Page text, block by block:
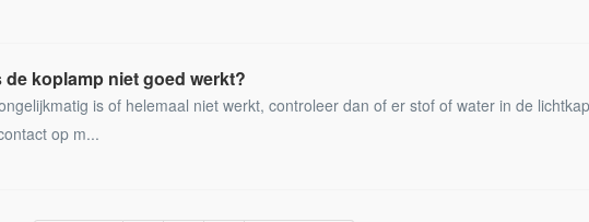
de koplamp niet goed werkt?
is of helemaal niet werkt, controleer dan of er stof of water in de
op m...